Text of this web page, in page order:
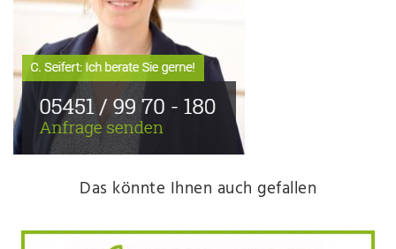
Das könnte Ihnen auch gefallen